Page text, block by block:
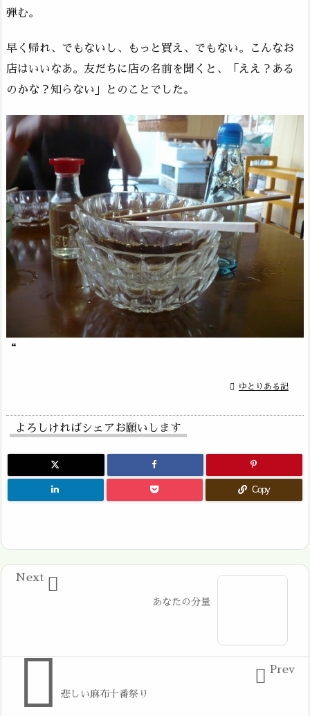
弾む。
早く帰れ、でもないし、もっと買え、でもない。こんなお
店はいいなあ。友だちに店の名前を聞くと、「ええ？ある
のかな？知らない」とのことでした。
“
 ゆとりある記
よろしければシェアお願いします
Copy
あなたの分量

Next
 悲しい麻布十番祭り
 Prev